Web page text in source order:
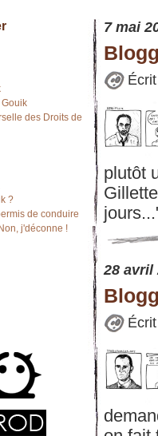
des Droits de
?
de conduire
j'déconne !
7 mai
plutôt
28 avril